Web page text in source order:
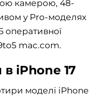
камерою, 48-
у Pro-моделях
оперативної
mac.com.
iPhone 17
моделі iPhone